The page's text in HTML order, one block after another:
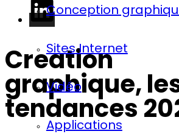
Conception
Sites Internet
Vidéo
Applications
Creation
graphique,
tendances